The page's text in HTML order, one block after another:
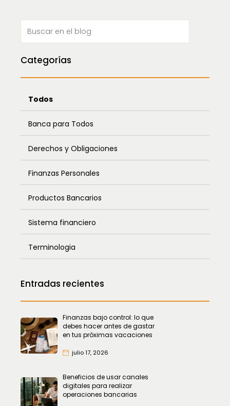
Categorías
Todos
Banca para Todos
Derechos y Obligaciones
Finanzas Personales
Productos Bancarios
Sistema financiero
Terminologia
Entradas recientes
Finanzas bajo control: lo que
debes hacer antes de gastar
en tus próximas vacaciones
julio 17, 2026
Beneficios de usar canales
digitales para realizar
operaciones bancarias